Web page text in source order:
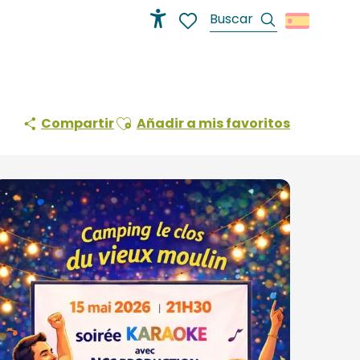
Buscar
CompartirAjouter aux favoris
Añadir a mis favoritos